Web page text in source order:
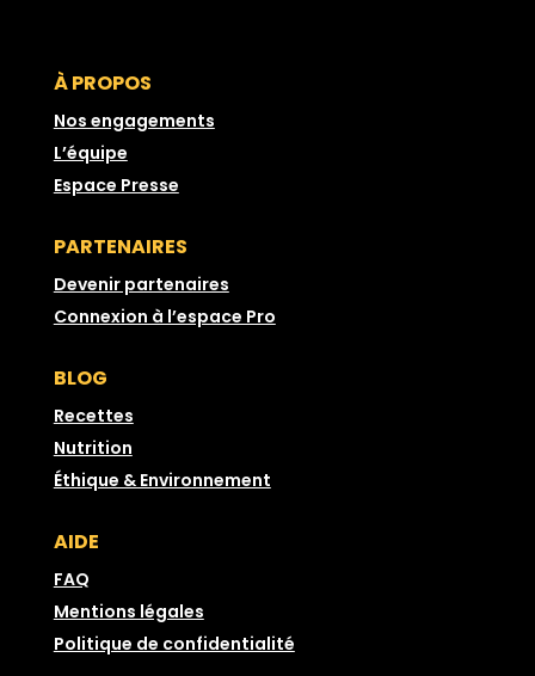
À PROPOS
Nos engagements
L’équipe
Espace Presse
PARTENAIRES
Devenir partenaires
Connexion à l’espace Pro
BLOG
Recettes
Nutrition
Éthique & Environnement
AIDE
FAQ
Mentions légales
Politique de confidentialité